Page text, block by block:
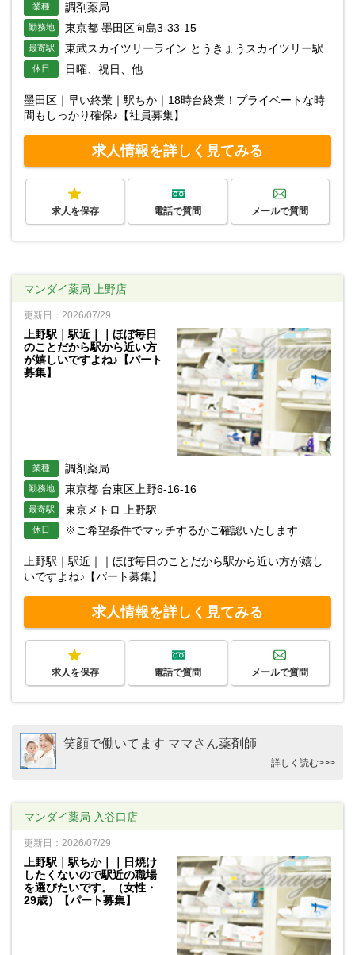
業種 調剤薬局
勤務地 東京都 墨田区向島3-33-15
最寄駅 東武スカイツリーライン とうきょうスカイツリー駅
休日 日曜、祝日、他
墨田区｜早い終業｜駅ちか｜18時台終業！プライベートな時
間もしっかり確保♪【社員募集】
求人情報を詳しく見てみる
求人を保存 電話で質問 メールで質問
マンダイ薬局 上野店
更新日：2026/07/29
上野駅｜駅近｜｜ほぼ毎日
のことだから駅から近い方
が嬉しいですよね♪【パート
募集】
業種 調剤薬局
勤務地 東京都 台東区上野6-16-16
最寄駅 東京メトロ 上野駅
休日 ※ご希望条件でマッチするかご確認いたします
上野駅｜駅近｜｜ほぼ毎日のことだから駅から近い方が嬉し
いですよね♪【パート募集】
求人情報を詳しく見てみる
求人を保存 電話で質問 メールで質問
笑顔で働いてます ママさん薬剤師
詳しく読む>>>
マンダイ薬局 入谷口店
更新日：2026/07/29
上野駅｜駅ちか｜｜日焼け
したくないので駅近の職場
を選びたいです。（女性・
29歳）【パート募集】